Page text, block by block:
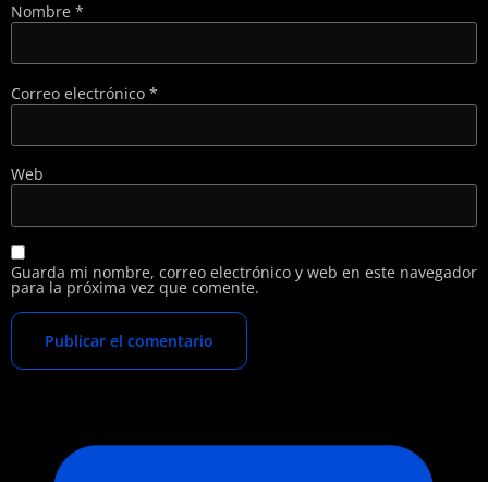
Nombre *
Correo electrónico *
Web
Guarda mi nombre, correo electrónico y web en este navegador
para la próxima vez que comente.